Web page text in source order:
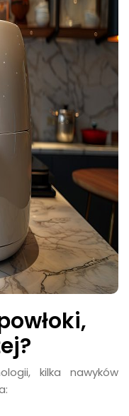
kilka nawyków